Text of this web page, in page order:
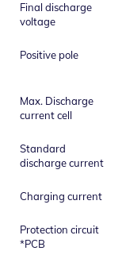
Final discharge
voltage
Positive pole
Max. Discharge
current cell
Standard
discharge current
Charging current
Protection circuit
*PCB